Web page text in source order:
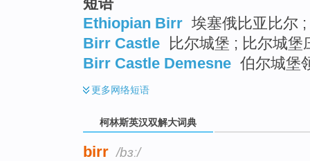
Ethiopian Birr 埃塞俄比亚比尔
Birr Castle
比尔城堡 ; 比尔城
Birr Castle Demesne 伯尔城堡
更多网络短语
柯林斯英汉双解大词典
birr /bɜː/